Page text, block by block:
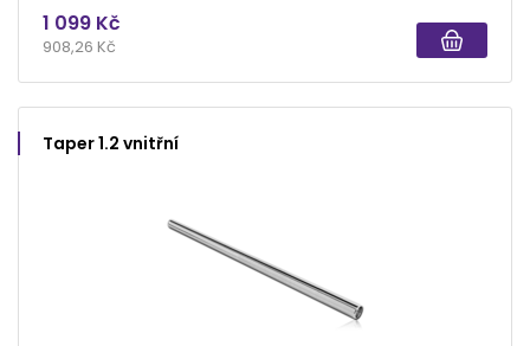
1 099 Kč
908,26 Kč
Taper 1.2 vnitřní